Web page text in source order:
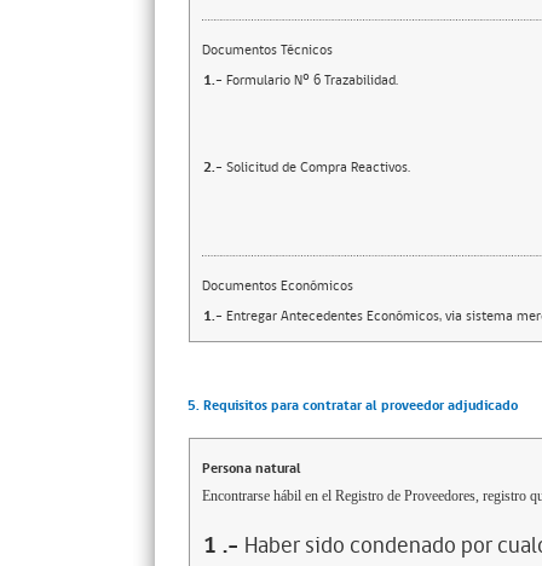
Documentos Técnicos
1.- Formulario Nº 6 Trazabilidad.
2.- Solicitud de Compra Reactivos.
Documentos Económicos
1.- Entregar Antecedentes Económicos, via sistema
5. Requisitos para contratar al proveedor adjudicado
Persona natural
Encontrarse hábil en el Registro de Proveedores, registro
1 .- Haber sido condenado por